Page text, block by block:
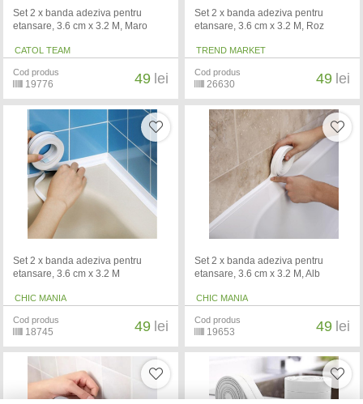
Set 2 x banda adeziva pentru
etansare, 3.6 cm x 3.2 M, Maro
CATOL TEAM
Cod produs
19776 49 lei
Set 2 x banda adeziva pentru
etansare, 3.6 cm x 3.2 M, Roz
TREND MARKET
Cod produs
26630 49 lei
Set 2 x banda adeziva pentru
etansare, 3.6 cm x 3.2 M
CHIC MANIA
Cod produs
18745 49 lei
Set 2 x banda adeziva pentru
etansare, 3.6 cm x 3.2 M, Alb
CHIC MANIA
Cod produs
19653 49 lei